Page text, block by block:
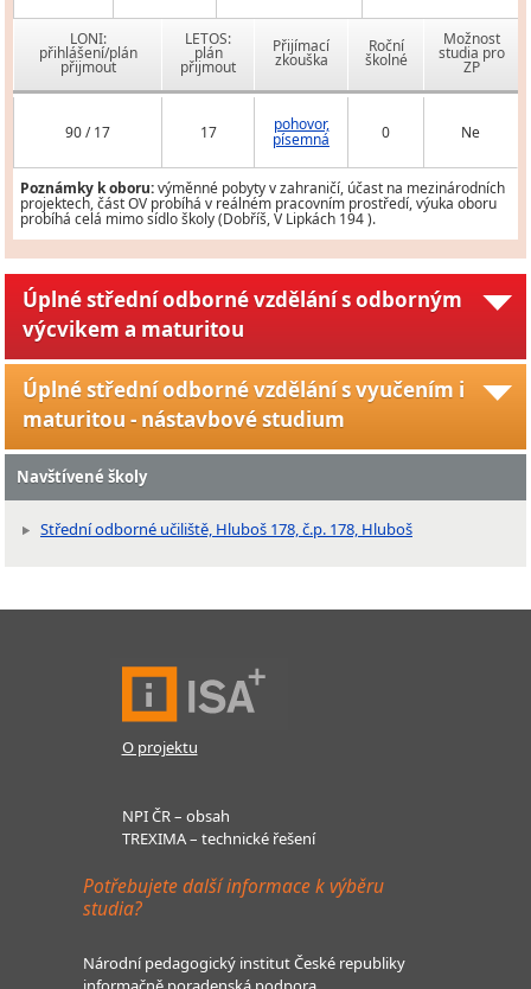
LONI:
přihlášení/plán
přijmout
LETOS:
plán
přijmout
Přijímací
zkouška
Roční
školné
Možnost
studia pro
ZP
90 / 17 17 pohovor,
písemná 0 Ne
Poznámky k oboru:výměnné pobyty v zahraničí, účast na mezinárodních
projektech, část OV probíhá v reálném pracovním prostředí, výuka oboru
probíhá celá mimo sídlo školy (Dobříš, V Lipkách 194 ).
Úplné střední odborné vzdělání s odborným
výcvikem a maturitou
Úplné střední odborné vzdělání s vyučením i
maturitou - nástavbové studium
Navštívené školy
Střední odborné učiliště, Hluboš 178, č.p. 178, Hluboš
O projektu
NPI ČR – obsah
TREXIMA – technické řešení
Potřebujete další informace k výběru
studia?
Národní pedagogický institut České republiky